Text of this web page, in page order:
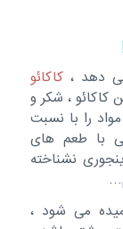
دهد ،کاکائو
کاکائو ، شکر و
را با نسبت
با طعم های
نشناخته
می شود ،